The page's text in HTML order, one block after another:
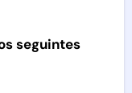
seguintes